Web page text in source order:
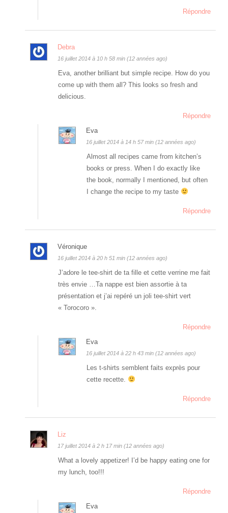
Répondre
Debra
16 juillet 2014 à 10 h 58 min (12 années ago)
Eva, another brilliant but simple recipe. How do you
come up with them all? This looks so fresh and
delicious.
Répondre
Eva
16 juillet 2014 à 14 h 57 min (12 années ago)
Almost all recipes came from kitchen’s
books or press. When I do exactly like
the book, normally I mentioned, but often
I change the recipe to my taste
Répondre
Véronique
16 juillet 2014 à 20 h 51 min (12 années ago)
J’adore le tee-shirt de ta fille et cette verrine me fait
très envie …Ta nappe est bien assortie à ta
présentation et j’ai repéré un joli tee-shirt vert
« Torocoro ».
Répondre
Eva
16 juillet 2014 à 22 h 43 min (12 années ago)
Les t-shirts semblent faits exprès pour
cette recette.
Répondre
Liz
17 juillet 2014 à 2 h 17 min (12 années ago)
What a lovely appetizer! I’d be happy eating one for
my lunch, too!!!
Répondre
Eva